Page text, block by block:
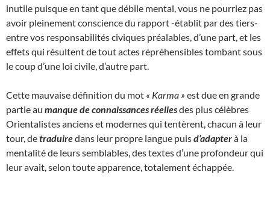
inutile puisque en tant que débile mental, vous ne pourriez pas
avoir pleinement conscience du rapport -établit par des tiers-
entre vos responsabilités civiques préalables, d’une part, et les
effets qui résultent de tout actes répréhensibles tombant sous
le coup d’une loi civile, d’autre part.
Cette mauvaise définition du mot « Karma » est due en grande
partie au manque de connaissances réellesdes plus célèbres
Orientalistes anciens et modernes qui tentèrent, chacun à leur
tour, detraduiredans leur propre langue puisd’adapterà la
mentalité de leurs semblables, des textes d’une profondeur qui
leur avait, selon toute apparence, totalement échappée.